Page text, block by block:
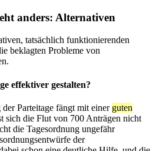
anders: Alternativen
tatsächlich funktionierenden
beklagten Probleme von
effektiver gestalten?
Parteitage fängt mit einer guten
sich die Flut von 700 Anträgen nicht
die Tagesordnung ungefähr
der